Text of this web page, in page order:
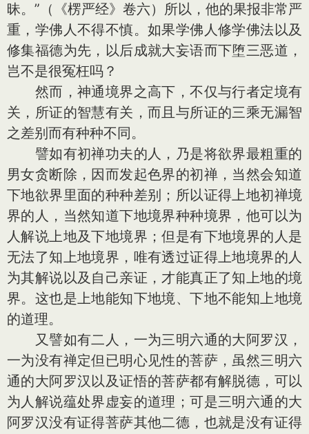
昧。”（《楞严经》卷六）所以，他的果报非常严
重，学佛人不得不慎。如果学佛人修学佛法以及
修集福德为先，以后成就大妄语而下堕三恶道，
岂不是很冤枉吗？
然而，神通境界之高下，不仅与行者定境有
关，所证的智慧有关，而且与所证的三乘无漏智
之差别而有种种不同。
譬如有初禅功夫的人，乃是将欲界最粗重的
男女贪断除，因而发起色界的初禅，当然会知道
下地欲界里面的种种差别；所以证得上地初禅境
界的人，当然知道下地境界种种境界，他可以为
人解说上地及下地境界；但是有下地境界的人是
无法了知上地境界，唯有透过证得上地境界的人
为其解说以及自己亲证，才能真正了知上地的境
界。这也是上地能知下地境、下地不能知上地境
的道理。
又譬如有二人，一为三明六通的大阿罗汉，
一为没有禅定但已明心见性的菩萨，虽然三明六
通的大阿罗汉以及证悟的菩萨都有解脱德，可以
为人解说蕴处界虚妄的道理；可是三明六通的大
阿罗汉没有证得菩萨其他二德，也就是没有证得